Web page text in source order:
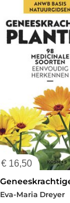
€ 16,50
Eva-Maria Dreyer